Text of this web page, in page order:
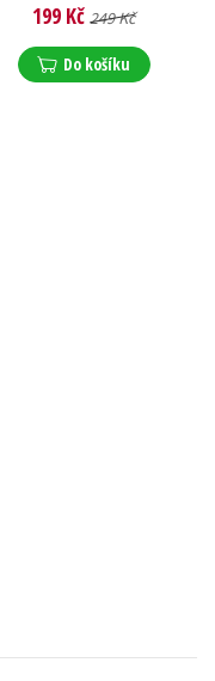
199 Kč249 Kč
Do košíku